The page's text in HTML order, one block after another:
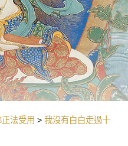
法受用
我沒有白白走過十